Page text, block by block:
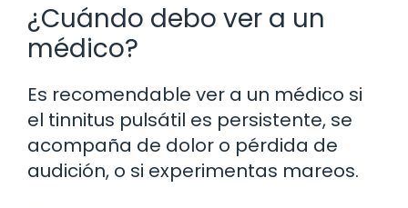
¿Cuándo debo ver a un
médico?
Es recomendable ver a un médico si
el tinnitus pulsátil es persistente, se
acompaña de dolor o pérdida de
audición, o si experimentas mareos.